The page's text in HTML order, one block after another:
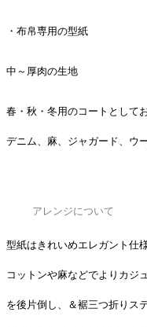
・布帛専用の型紙
中～厚肉の生地
春・秋・冬用のコートとして
デニム、麻、ジャガード、ウ
アレンジについて
型紙はきれいめエレガント仕
コットンや麻などでよりカジ
を後片倒し、＆裾三つ折りス